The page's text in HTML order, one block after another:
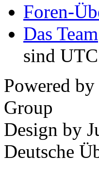
Foren-
Das Team
sind
Powered by
Group
Design by
Deutsche